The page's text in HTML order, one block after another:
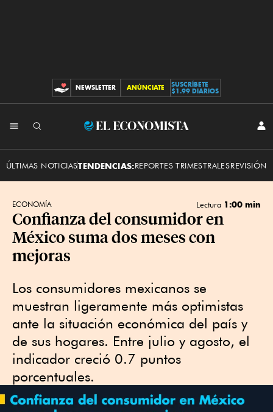
CONTRIBUCIONES
NEWSLETTER ANÚNCIATE
SUSCRÍBETE
$1.99 DIARIOS
El
ÚLTIMAS NOTICIASTENDENCIAS:REPORTES TRIMESTRALESREVISIÓN
ECONOMÍA Lectura 1:00 min
Confianza del consumidor en
México suma dos meses con
mejoras
Los consumidores mexicanos se
muestran ligeramente más optimistas
ante la situación económica del país y
de sus hogares. Entre julio y agosto, el
indicador creció 0.7 puntos
porcentuales.